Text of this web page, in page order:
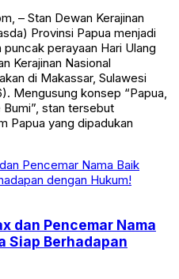
– Stan Dewan Kerajinan
Provinsi Papua menjadi
perayaan Hari Ulang
Kerajinan Nasional
di Makassar, Sulawesi
Mengusung konsep “Papua,
stan tersebut
Papua yang dipadukan
dan Pencemar Nama
Siap Berhadapan